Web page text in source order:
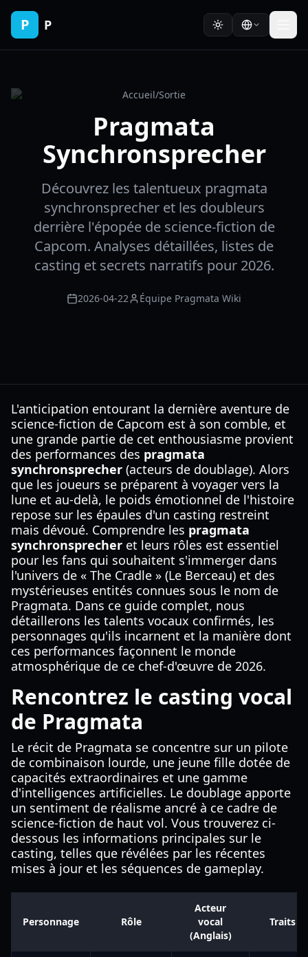
P P
Accueil/Sortie
Pragmata
Synchronsprecher
Découvrez les talentueux pragmata
synchronsprecher et les doubleurs
derrière l'épopée de science-fiction de
Capcom. Analyses détaillées, listes de
casting et secrets narratifs pour 2026.
2026-04-22 Équipe Pragmata Wiki
L'anticipation entourant la dernière aventure de
science-fiction de Capcom est à son comble, et
une grande partie de cet enthousiasme provient
des performances des pragmata
synchronsprecher (acteurs de doublage). Alors
que les joueurs se préparent à voyager vers la
lune et au-delà, le poids émotionnel de l'histoire
repose sur les épaules d'un casting restreint
mais dévoué. Comprendre les pragmata
synchronsprecher et leurs rôles est essentiel
pour les fans qui souhaitent s'immerger dans
l'univers de « The Cradle » (Le Berceau) et des
mystérieuses entités connues sous le nom de
Pragmata. Dans ce guide complet, nous
détaillerons les talents vocaux confirmés, les
personnages qu'ils incarnent et la manière dont
ces performances façonnent le monde
atmosphérique de ce chef-d'œuvre de 2026.
Rencontrez le casting vocal
de Pragmata
Le récit de Pragmata se concentre sur un pilote
de combinaison lourde, une jeune fille dotée de
capacités extraordinaires et une gamme
d'intelligences artificielles. Le doublage apporte
un sentiment de réalisme ancré à ce cadre de
science-fiction de haut vol. Vous trouverez ci-
dessous les informations principales sur le
casting, telles que révélées par les récentes
mises à jour et les séquences de gameplay.
Personnage Rôle
Acteur
vocal
(Anglais)
Traits